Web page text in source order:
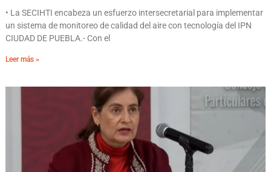
• La SECIHTI encabeza un esfuerzo intersecretarial para implementar
un sistema de monitoreo de calidad del aire con tecnología del IPN
CIUDAD DE PUEBLA.- Con el
Leer más »